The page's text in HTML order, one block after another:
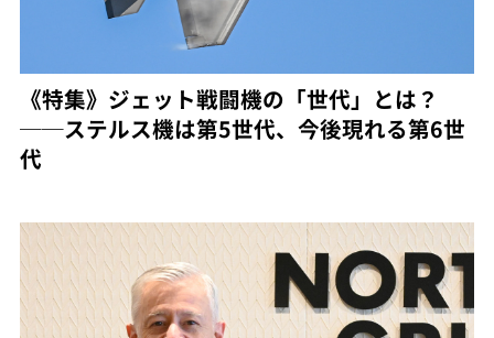
《特集》ジェット戦闘機の「世代」とは？
──ステルス機は第5世代、今後現れる第6世
代